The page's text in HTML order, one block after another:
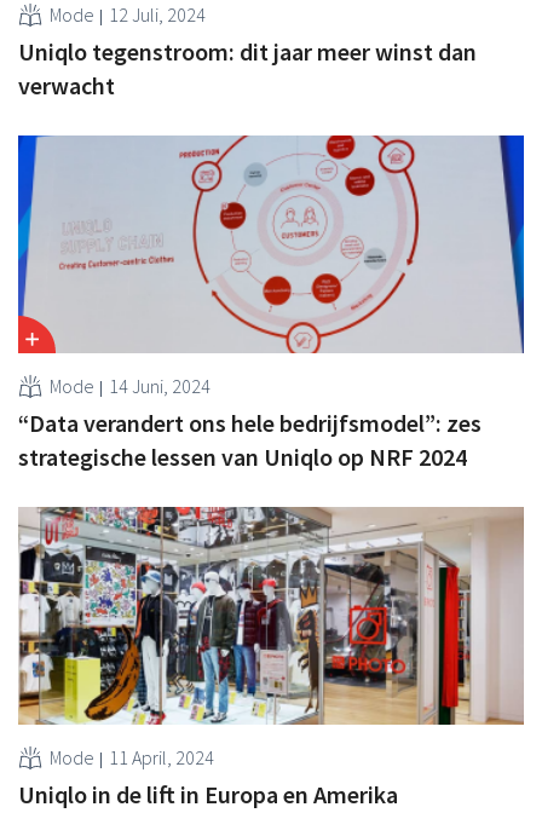
Mode 12 Juli, 2024
Uniqlo tegenstroom: dit jaar meer winst dan
verwacht
Mode 14 Juni, 2024
“Data verandert ons hele bedrijfsmodel”: zes
strategische lessen van Uniqlo op NRF 2024
Mode 11 April, 2024
Uniqlo in de lift in Europa en Amerika